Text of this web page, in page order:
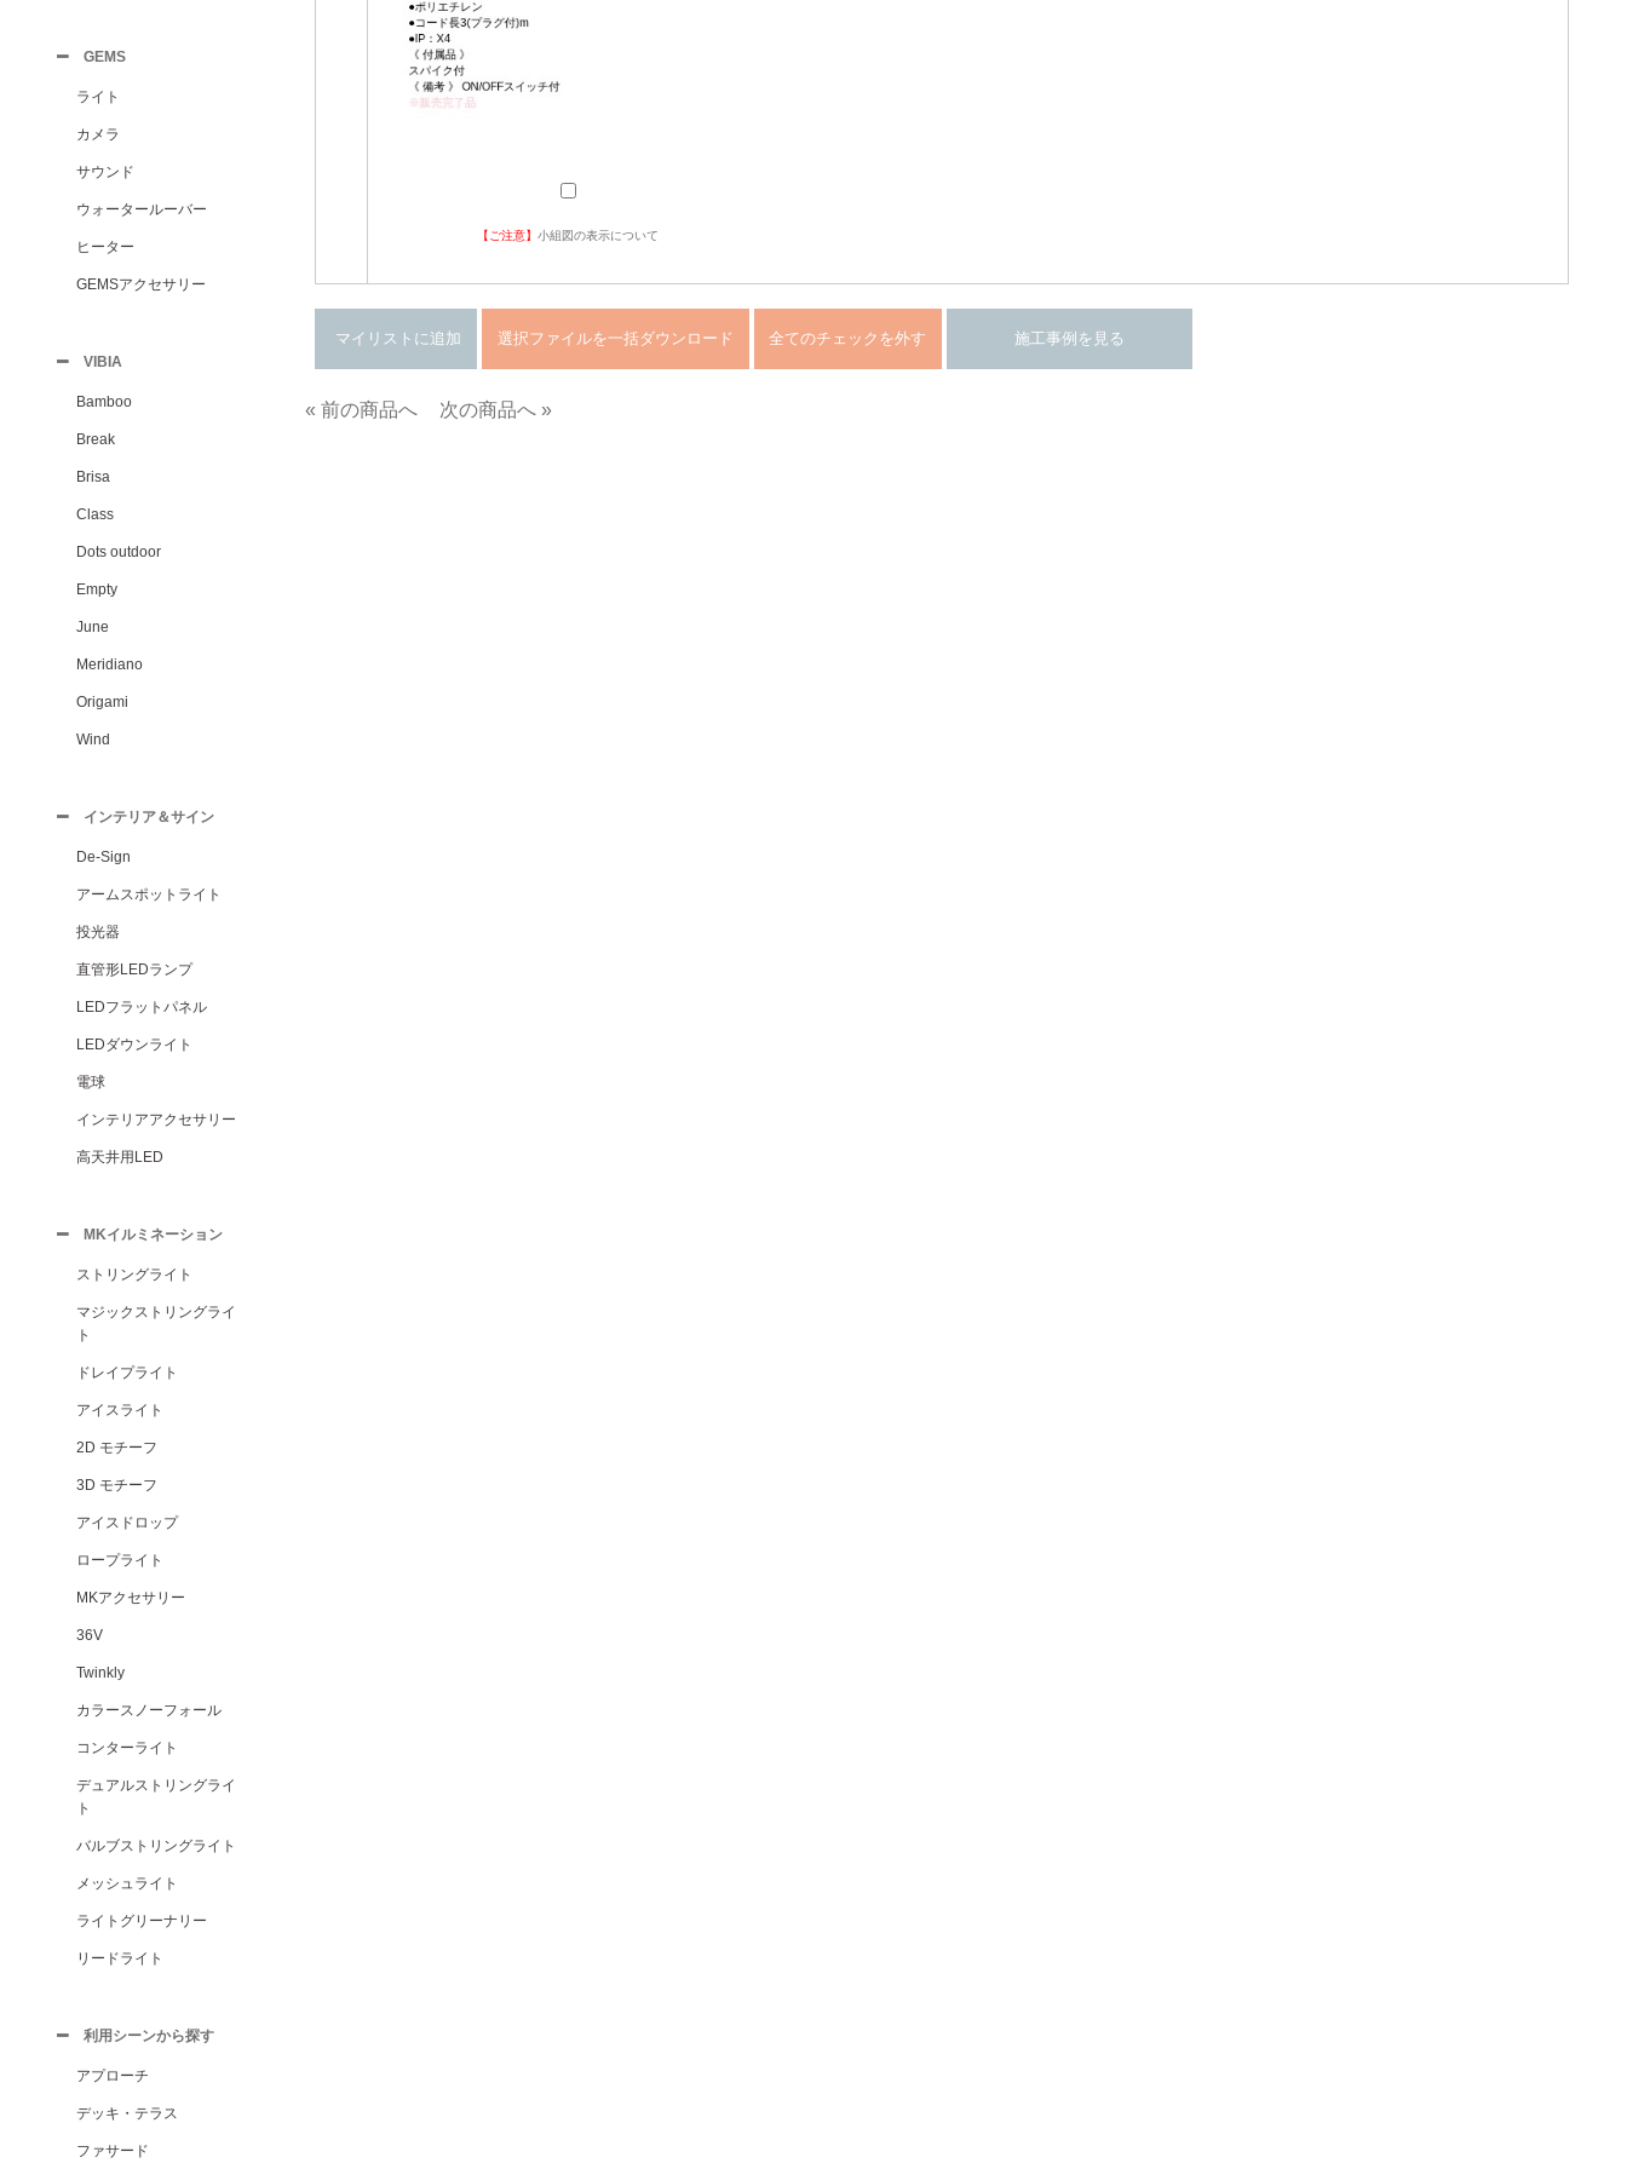
GEMS
ライト
カメラ
サウンド
ウォータールーバー
ヒーター
GEMSアクセサリー
VIBIA
Bamboo
Break
Brisa
Class
Dots outdoor
Empty
June
Meridiano
Origami
Wind
インテリア＆サイン
De-Sign
アームスポットライト
投光器
直管形LEDランプ
LEDフラットパネル
LEDダウンライト
電球
インテリアアクセサリー
高天井用LED
MKイルミネーション
ストリングライト
マジックストリングライ
ト
ドレイプライト
アイスライト
2D モチーフ
3D モチーフ
アイスドロップ
ロープライト
MKアクセサリー
36V
Twinkly
カラースノーフォール
コンターライト
デュアルストリングライ
ト
バルブストリングライト
メッシュライト
ライトグリーナリー
リードライト
利用シーンから探す
アプローチ
デッキ・テラス
ファサード
【ご注意】小組図の表示について
« 前の商品へ 次の商品へ »